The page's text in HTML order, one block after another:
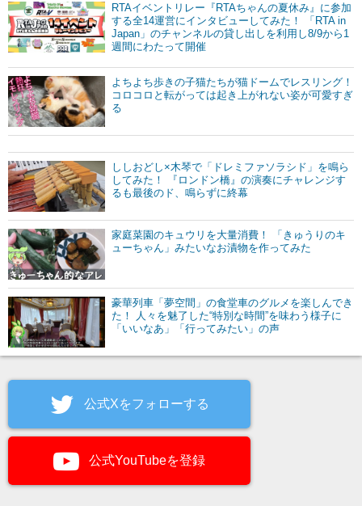
RTAイベントリレー『RTAちゃんの夏休み』に参加
する全14運営にインタビューしてみた！ 「RTA in
Japan」のチャンネルの貸し出しを利用し8/9から1
週間にわたって開催
よちよち歩きの子猫たちが猫ドームでレスリング！
コロコロと転がっては起き上がれない姿が可愛すぎ
る
ししおどし×木琴で「ドレミファソラシド」を鳴ら
してみた！ 『ロンドン橋』の演奏にチャレンジす
るも最後のド、鳴らずに終幕
家庭菜園のキュウリを大量消費！ 「きゅうりのキ
ューちゃん」みたいなお漬物を作ってみた
豪華列車「夢空間」の食堂車のグルメを楽しんでき
た！ 人々を魅了した“特別な時間”を味わう様子に
「いいなあ」「行ってみたい」の声
公式Xをフォローする
公式YouTubeを登録